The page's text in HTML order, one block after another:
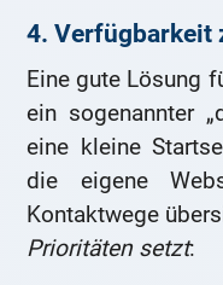
4. Verfügbarkeit
Eine gute Lösung
ein sogenannter
eine kleine
die eigene
Kontaktwege
Prioritäten setzt: